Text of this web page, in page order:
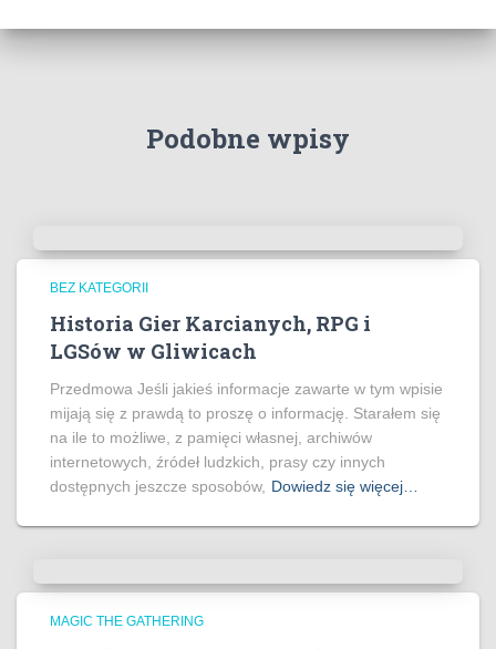
Podobne wpisy
BEZ KATEGORII
Historia Gier Karcianych, RPG i
LGSów w Gliwicach
Przedmowa Jeśli jakieś informacje zawarte w tym wpisie
mijają się z prawdą to proszę o informację. Starałem się
na ile to możliwe, z pamięci własnej, archiwów
internetowych, źródeł ludzkich, prasy czy innych
dostępnych jeszcze sposobów, Dowiedz się więcej…
MAGIC THE GATHERING